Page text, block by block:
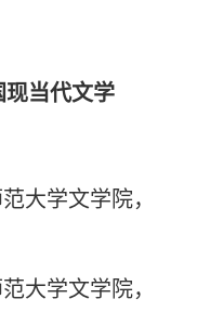
现当代文学
大学文学院，
大学文学院，